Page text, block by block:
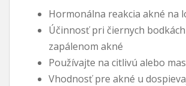
Hormonálna reakcia akné na
Účinnosť pri čiernych bodkách
zapálenom akné
Používajte na citlivú alebo
Vhodnosť pre akné u